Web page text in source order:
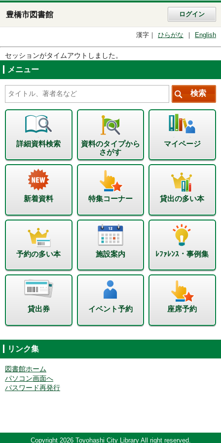
豊橋市図書館 ログイン
漢字 ひらがな English
セッションがタイムアウトしました。
メニュー
詳細資料検索
資料のタイプから
さがす
マイページ
新着資料 特集コーナー 貸出の多い本
予約の多い本 施設案内 ﾚﾌｧﾚﾝｽ・事例集
貸出券 イベント予約 座席予約
リンク集
図書館ホーム
パソコン画面へ
パスワード再発行
Copyright 2026 Toyohashi City Library All right reserved.